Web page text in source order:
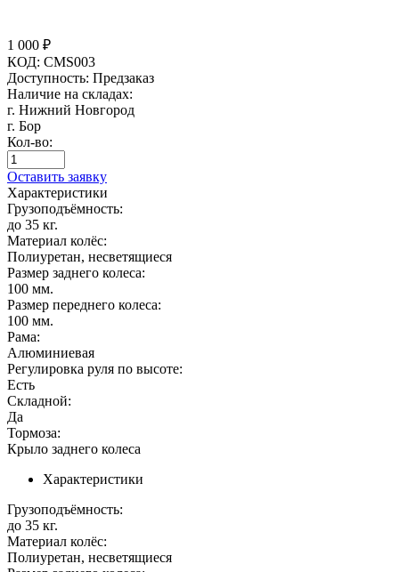
1 000 ₽
КОД: СМS003
Доступность: Предзаказ
Наличие на складах:
г. Нижний Новгород
г. Бор
Кол-во:
Оставить заявку
Характеристики
Грузоподъёмность:
до 35 кг.
Материал колёс:
Полиуретан, несветящиеся
Размер заднего колеса:
100 мм.
Размер переднего колеса:
100 мм.
Рама:
Алюминиевая
Регулировка руля по высоте:
Есть
Складной:
Да
Тормоза:
Крыло заднего колеса
Характеристики
Грузоподъёмность:
до 35 кг.
Материал колёс:
Полиуретан, несветящиеся